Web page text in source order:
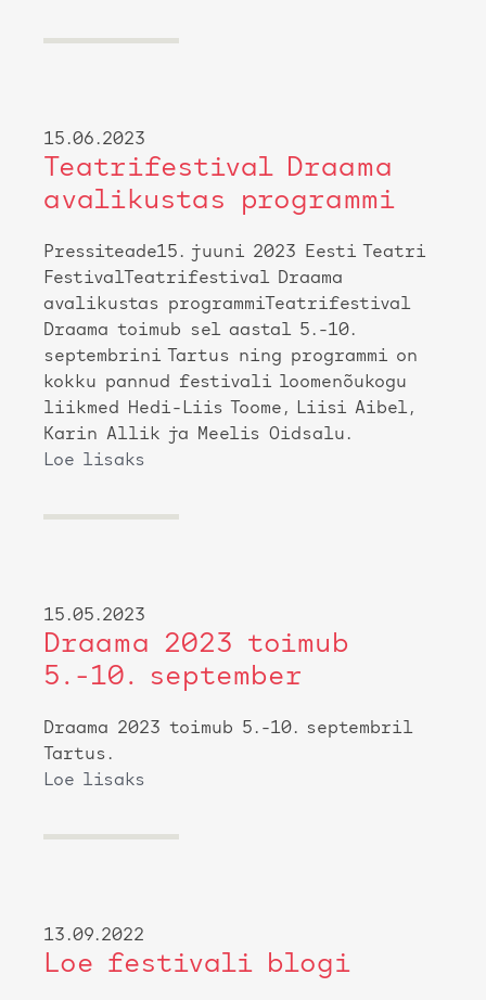
15.06.2023
Teatrifestival Draama
avalikustas programmi
Pressiteade15. juuni 2023 Eesti Teatri
FestivalTeatrifestival Draama
avalikustas programmiTeatrifestival
Draama toimub sel aastal 5.-10.
septembrini Tartus ning programmi on
kokku pannud festivali loomenõukogu
liikmed Hedi-Liis Toome, Liisi Aibel,
Karin Allik ja Meelis Oidsalu.
Loe lisaks
15.05.2023
Draama 2023 toimub
5.-10. september
Draama 2023 toimub 5.-10. septembril
Tartus.
Loe lisaks
13.09.2022
Loe festivali blogi